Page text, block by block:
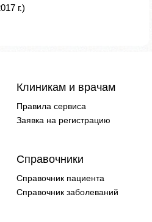
г.)
Клиникам и врачам
Правила сервиса
Заявка на регистрацию
Справочники
Справочник пациента
Справочник заболеваний